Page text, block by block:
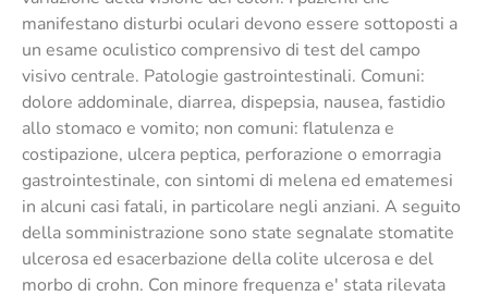
manifestano disturbi oculari devono essere sottoposti a
un esame oculistico comprensivo di test del campo
visivo centrale. Patologie gastrointestinali. Comuni:
dolore addominale, diarrea, dispepsia, nausea, fastidio
allo stomaco e vomito; non comuni: flatulenza e
costipazione, ulcera peptica, perforazione o emorragia
gastrointestinale, con sintomi di melena ed ematemesi
in alcuni casi fatali, in particolare negli anziani. A seguito
della somministrazione sono state segnalate stomatite
ulcerosa ed esacerbazione della colite ulcerosa e del
morbo di crohn. Con minore frequenza e' stata rilevata